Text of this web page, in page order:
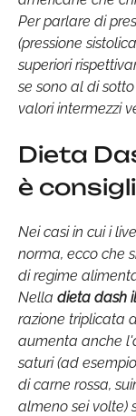
Per parlare di
(pressione
superiori
se sono al di
valori intermezzi
Dieta
è
Nei casi in cui i
norma, ecco che
di regime
Nella dieta dash
razione triplicata
aumenta anche
saturi (ad
di carne rossa,
almeno sei volte)